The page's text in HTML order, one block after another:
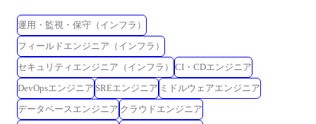
運用・監視・保守（インフラ）
フィールドエンジニア（インフラ）
セキュリティエンジニア（インフラ）
CI・CDエンジニア
DevOpsエンジニア SREエンジニア ミドルウェアエンジニア
データベースエンジニア クラウドエンジニア